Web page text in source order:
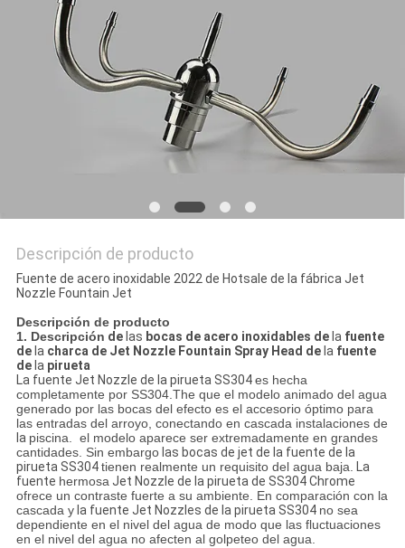
SITIO
PRIVACY
Descripción de producto
Fuente de acero inoxidable 2022 de Hotsale de la fábrica Jet
Nozzle Fountain Jet
Descripción de producto
1. Descripción delas bocas de acero inoxidables dela fuente
dela charca de Jet Nozzle Fountain Spray Head dela fuente
dela pirueta
La fuente Jet Nozzle de lapirueta SS304es hecha
completamente por SS304.The que el modelo animado del agua
generado por las bocas del efecto es el accesorio óptimo para
las entradas del arroyo, conectando en cascada instalaciones de
la piscina. el modelo aparece ser extremadamente en grandes
cantidades. Sin embargolas bocas de jet de la fuente de la
pirueta SS304tienen realmente un requisito del agua baja. La
fuente hermosa Jet Nozzle de lapirueta de SS304 Chrome
ofrece un contraste fuerte a su ambiente. En comparación con la
cascada yla fuente Jet Nozzles de lapirueta SS304 no sea
dependiente en el nivel del agua de modo que las fluctuaciones
en el nivel del agua no afecten al golpeteo del agua.